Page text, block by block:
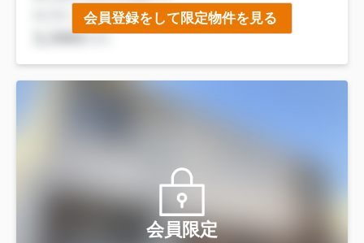
会員登録をして限定物件を見る
会員限定